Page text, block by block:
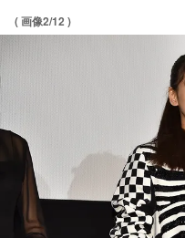
( 画像2/12 )